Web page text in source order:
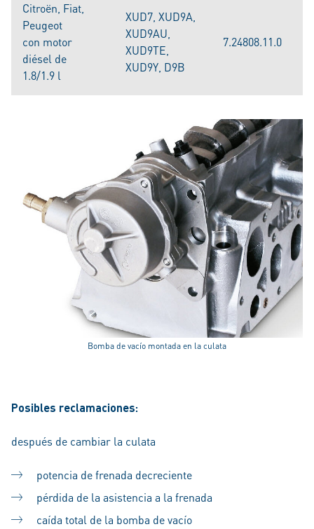
Citroën, Fiat,
Peugeot
con motor
diésel de
1.8/1.9 l
XUD7, XUD9A,
XUD9AU,
XUD9TE,
XUD9Y, D9B
7.24808.11.0
Bomba de vacío montada en la culata
Posibles reclamaciones:
después de cambiar la culata
potencia de frenada decreciente
pérdida de la asistencia a la frenada
caída total de la bomba de vacío